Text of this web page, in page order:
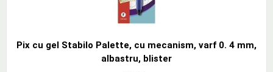
Pix cu gel Stabilo Palette, cu mecanism, varf 0. 4 mm,
albastru, blister